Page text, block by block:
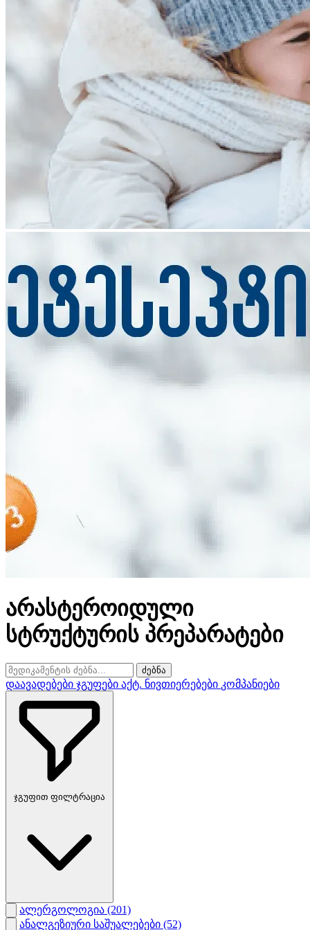
არასტეროიდული
სტრუქტურის პრეპარატები
ძებნა
დაავადებები ჯგუფები აქტ. ნივთიერებები კომპანიები
ჯგუფით ფილტრაცია
ალერგოლოგია (201)
ანალგეზიური საშუალებები (52)